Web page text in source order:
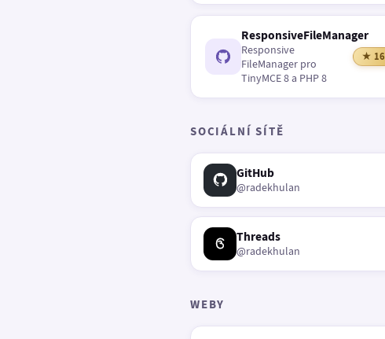
ResponsiveFileManager
Responsive
FileManager pro
TinyMCE 8 a PHP 8
★ 16
SOCIÁLNÍ SÍTĚ
GitHub
@radekhulan
Threads
@radekhulan
WEBY